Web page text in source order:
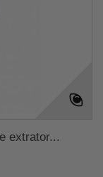
extrator...